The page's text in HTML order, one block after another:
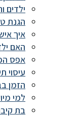
ילדים
הגנת
איך
האם
אפס
עיסוי
הזמן
למי
בת